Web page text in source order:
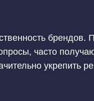
брендов.
часто
укрепить